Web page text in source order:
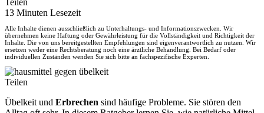
13 Minuten Lesezeit
Alle Inhalte dienen ausschließlich zu Unterhaltungs- und Informationszwecken. Wir
übernehmen keine Haftung oder Gewährleistung für die Vollständigkeit und Richtigkeit der
Inhalte. Die von uns bereitgestellten Empfehlungen sind eigenverantwortlich zu nutzen. Wir
ersetzen weder eine Rechtsberatung noch eine ärztliche Behandlung. Bei Bedarf oder
individuellen Zuständen wenden Sie sich bitte an fachspezifische Experten.
Teilen
Übelkeit und Erbrechen sind häufige Probleme. Sie stören den